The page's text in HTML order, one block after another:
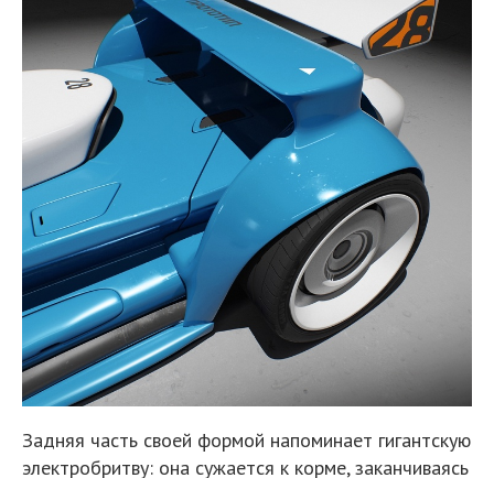
Задняя часть своей формой напоминает гигантскую
электробритву: она сужается к корме, заканчиваясь